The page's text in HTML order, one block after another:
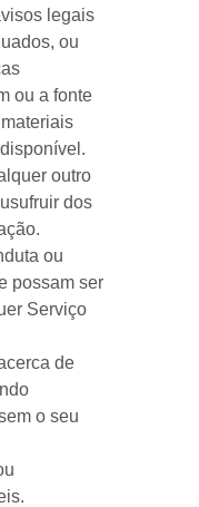
legais
ou
ou a fonte
outro
dos
ou
possam ser
Serviço
de
o seu